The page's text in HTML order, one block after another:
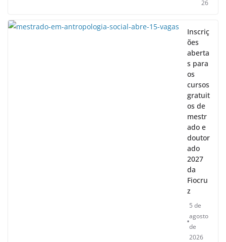
26
Inscriç
ões
aberta
s para
os
cursos
gratuit
os de
mestr
ado e
doutor
ado
2027
da
Fiocru
z
5 de
agosto
de
2026